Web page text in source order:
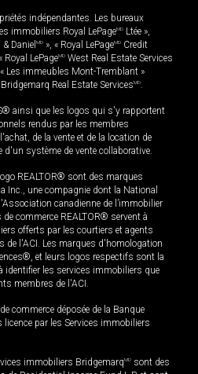
indépendantes. Les bureaux
immobiliers Royal LePageMD Ltée »,
Daniel MD », « Royal LePageMD Credit
Royal LePageMD West Real Estate Services
Les immeubles Mont-Tremblant »
Real Estate ServicesMD.
ainsi que les logos qui s'y rapportent
rendus par les membres
de la vente et de la location de
système de vente collaborative.
REALTOR® sont des marques
Inc., une compagnie dont la National
canadienne de l’immobilier
commerce REALTOR® servent à
offerts par les courtiers et agents
de l'ACI. Les marques d'homologation
et leurs logos respectifs sont la
identifier les services immobiliers que
membres de l'ACI.
commerce déposée de la Banque
licence par les Services immobiliers
immobiliers BridgemarqMD sont des